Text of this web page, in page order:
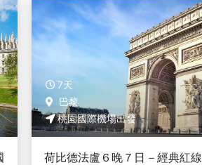
7天
巴黎
桃園國際機場出發
法義梵摩６晚７日－永恆綠線